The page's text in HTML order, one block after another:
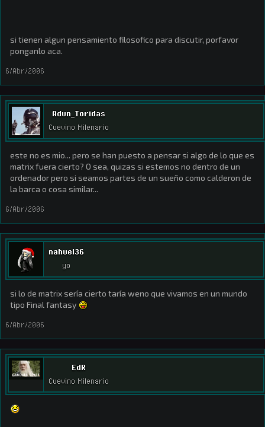
si tienen algun pensamiento filosofico para discutir, porfavor
ponganlo aca.
6/Abr/2006
Adun_Toridas
Cuevino Milenario
este no es mio... pero se han puesto a pensar si algo de lo que es
matrix fuera cierto? O sea, quizas si estemos no dentro de un
ordenador pero si seamos partes de un sueño como calderon de
la barca o cosa similar...
6/Abr/2006
nahuel36
yo
si lo de matrix sería cierto taría weno que vivamos en un mundo
tipo Final fantasy
6/Abr/2006
EdR
Cuevino Milenario